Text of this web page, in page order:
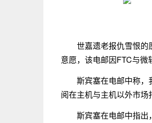
世嘉遗老报仇雪恨
意愿，该电邮因FTC与微
斯宾塞在电邮中称
阅在主机与主机以外市场
斯宾塞在电邮中指